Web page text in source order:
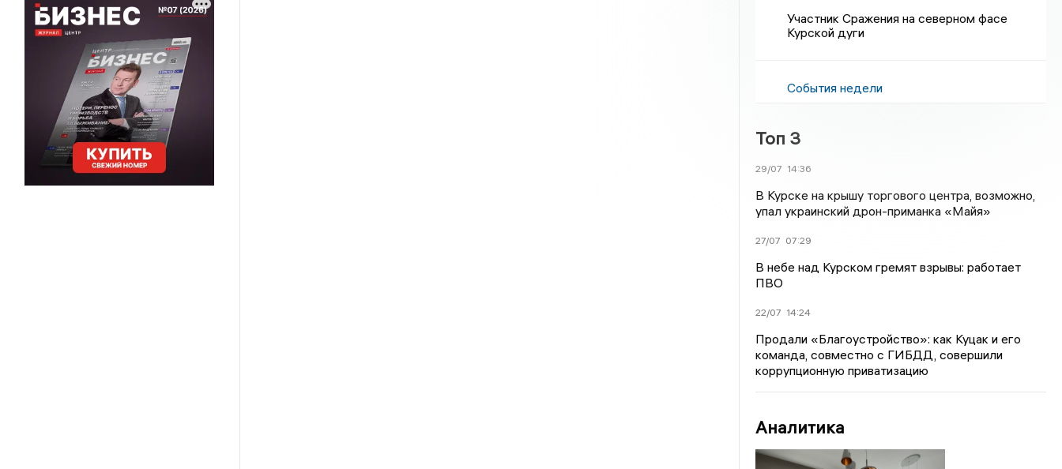
Участник Сражения на северном фасе
Курской дуги
События недели
Топ 3
29/07 14:36
В Курске на крышу торгового центра, возможно,
упал украинский дрон-приманка «Майя»
27/07 07:29
В небе над Курском гремят взрывы: работает
ПВО
22/07 14:24
Продали «Благоустройство»: как Куцак и его
команда, совместно с ГИБДД, совершили
коррупционную приватизацию
Аналитика